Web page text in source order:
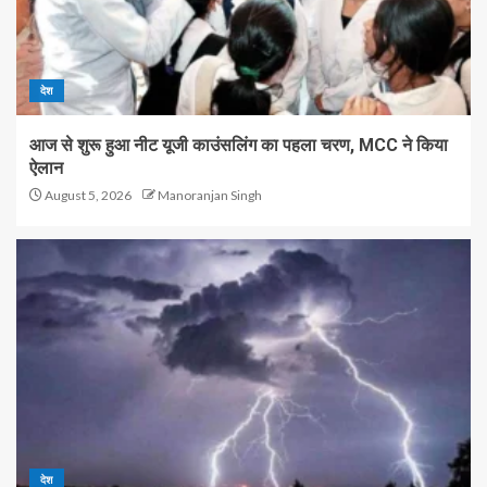
देश
आज से शुरू हुआ नीट यूजी काउंसलिंग का पहला चरण, MCC ने किया
ऐलान
August 5, 2026 Manoranjan Singh
देश